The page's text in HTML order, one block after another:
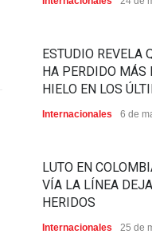
ESTUDIO REVELA
HA PERDIDO MÁS
HIELO EN LOS
Internacionales 6 de
LUTO EN
VÍA LA LÍNEA
HERIDOS
Internacionales 25 de